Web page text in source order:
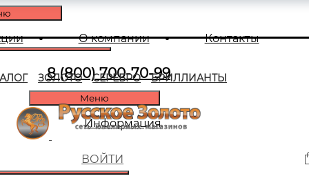
О компании Контакты
8 (800) 700-70-99
Меню
Информация
ВОЙТИ
ЗОЛОТО СЕРЕБРО БРИЛЛИАНТЫ